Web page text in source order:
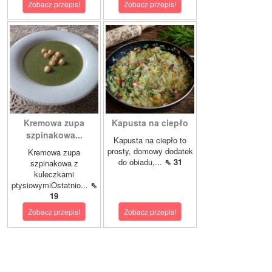
Zobacz przepis! Zobacz przepis!
Kremowa zupa
szpinakowa...
Kremowa zupa
szpinakowa z
kuleczkami
ptysiowymiOstatnio... ⇖
19
Zobacz przepis!
Kapusta na ciepło
Kapusta na ciepło to
prosty, domowy dodatek
do obiadu,... ⇖ 31
Zobacz przepis!